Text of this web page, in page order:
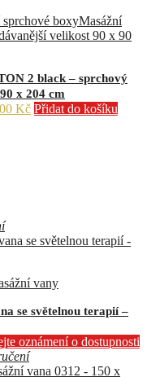
boxyMasážní
velikost 90 x 90
2 black – sprchový
x 204 cm
KčAktuální
Přidat do košíku
vany
se světelnou terapií –
oznámení o dostupnosti